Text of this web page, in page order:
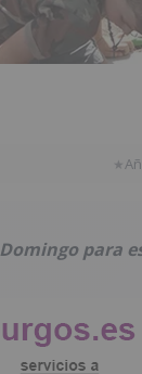
★
Domingo para